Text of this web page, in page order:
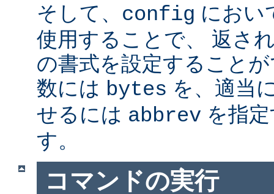
そして、 config にお
使用することで、 返さ
の書式を設定すること
数には bytes を、適当
せるには abbrev を指
す。
コマンドの実行